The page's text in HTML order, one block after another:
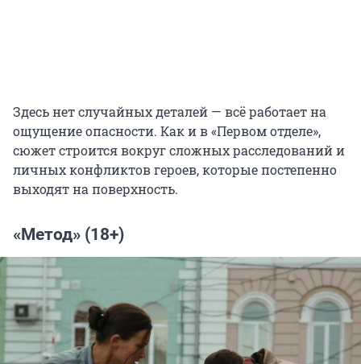
Здесь нет случайных деталей — всё работает на
ощущение опасности. Как и в «Первом отделе»,
сюжет строится вокруг сложных расследований и
личных конфликтов героев, которые постепенно
выходят на поверхность.
«Метод» (18+)